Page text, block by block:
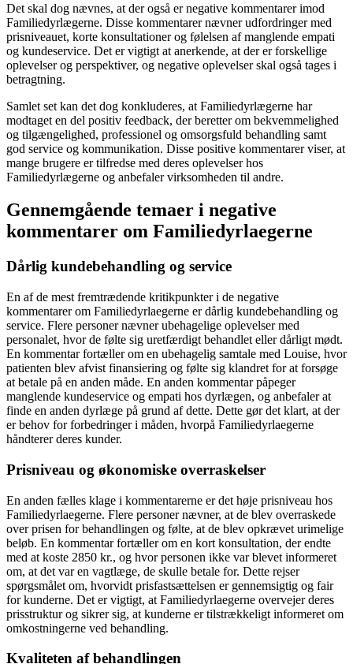
Det skal dog nævnes, at der også er negative kommentarer imod
Familiedyrlægerne. Disse kommentarer nævner udfordringer med
prisniveauet, korte konsultationer og følelsen af manglende empati
og kundeservice. Det er vigtigt at anerkende, at der er forskellige
oplevelser og perspektiver, og negative oplevelser skal også tages i
betragtning.
Samlet set kan det dog konkluderes, at Familiedyrlægerne har
modtaget en del positiv feedback, der beretter om bekvemmelighed
og tilgængelighed, professionel og omsorgsfuld behandling samt
god service og kommunikation. Disse positive kommentarer viser, at
mange brugere er tilfredse med deres oplevelser hos
Familiedyrlægerne og anbefaler virksomheden til andre.
Gennemgående temaer i negative
kommentarer om Familiedyrlaegerne
Dårlig kundebehandling og service
En af de mest fremtrædende kritikpunkter i de negative
kommentarer om Familiedyrlaegerne er dårlig kundebehandling og
service. Flere personer nævner ubehagelige oplevelser med
personalet, hvor de følte sig uretfærdigt behandlet eller dårligt mødt.
En kommentar fortæller om en ubehagelig samtale med Louise, hvor
patienten blev afvist finansiering og følte sig klandret for at forsøge
at betale på en anden måde. En anden kommentar påpeger
manglende kundeservice og empati hos dyrlægen, og anbefaler at
finde en anden dyrlæge på grund af dette. Dette gør det klart, at der
er behov for forbedringer i måden, hvorpå Familiedyrlaegerne
håndterer deres kunder.
Prisniveau og økonomiske overraskelser
En anden fælles klage i kommentarerne er det høje prisniveau hos
Familiedyrlaegerne. Flere personer nævner, at de blev overraskede
over prisen for behandlingen og følte, at de blev opkrævet urimelige
beløb. En kommentar fortæller om en kort konsultation, der endte
med at koste 2850 kr., og hvor personen ikke var blevet informeret
om, at det var en vagtlæge, de skulle betale for. Dette rejser
spørgsmålet om, hvorvidt prisfastsættelsen er gennemsigtig og fair
for kunderne. Det er vigtigt, at Familiedyrlaegerne overvejer deres
prisstruktur og sikrer sig, at kunderne er tilstrækkeligt informeret om
omkostningerne ved behandling.
Kvaliteten af behandlingen